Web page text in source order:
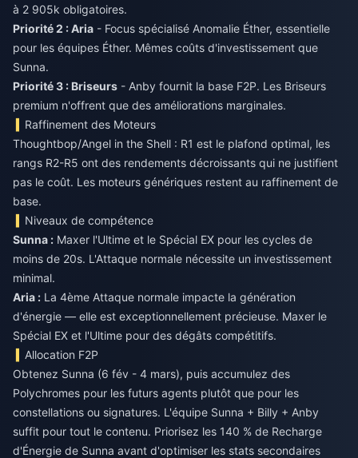
à 2 905k obligatoires.
Priorité 2 : Aria - Focus spécialisé Anomalie Éther, essentielle
pour les équipes Éther. Mêmes coûts d'investissement que
Sunna.
Priorité 3 : Briseurs - Anby fournit la base F2P. Les Briseurs
premium n'offrent que des améliorations marginales.
Raffinement des Moteurs
Thoughtbop/Angel in the Shell : R1 est le plafond optimal, les
rangs R2-R5 ont des rendements décroissants qui ne justifient
pas le coût. Les moteurs génériques restent au raffinement de
base.
Niveaux de compétence
Sunna : Maxer l'Ultime et le Spécial EX pour les cycles de
moins de 20s. L'Attaque normale nécessite un investissement
minimal.
Aria : La 4ème Attaque normale impacte la génération
d'énergie — elle est exceptionnellement précieuse. Maxer le
Spécial EX et l'Ultime pour des dégâts compétitifs.
Allocation F2P
Obtenez Sunna (6 fév - 4 mars), puis accumulez des
Polychromes pour les futurs agents plutôt que pour les
constellations ou signatures. L'équipe Sunna + Billy + Anby
suffit pour tout le contenu. Priorisez les 140 % de Recharge
d'Énergie de Sunna avant d'optimiser les stats secondaires